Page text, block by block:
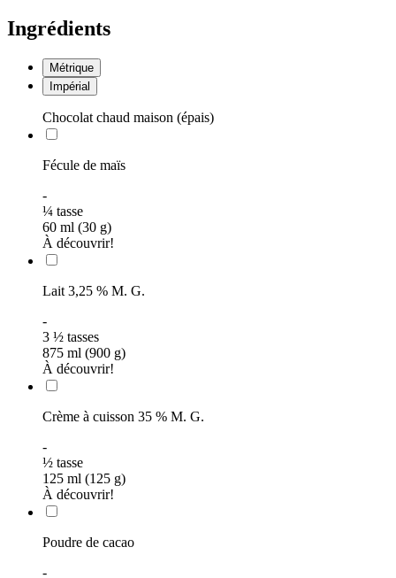
Ingrédients
Métrique
Impérial
Chocolat chaud maison (épais)
Fécule de maïs
-
¼ tasse
60 ml (30 g)
À découvrir!
Lait 3,25 % M. G.
-
3 ½ tasses
875 ml (900 g)
À découvrir!
Crème à cuisson 35 % M. G.
-
½ tasse
125 ml (125 g)
À découvrir!
Poudre de cacao
-